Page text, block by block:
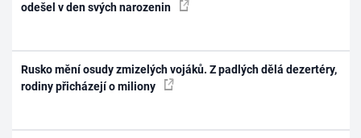
odešel v den svých narozenin
Rusko mění osudy zmizelých vojáků. Z padlých dělá dezertéry,
rodiny přicházejí o miliony